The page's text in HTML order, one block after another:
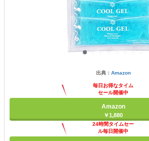
出典： Amazon
毎日お得なタイム
セール開催中
Amazon
￥1,880
24時間タイムセー
ル毎日開催中